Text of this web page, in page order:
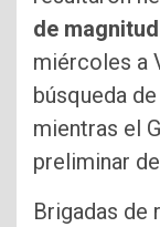
de
miércoles a
búsqueda
mientras el
preliminar
Brigadas de